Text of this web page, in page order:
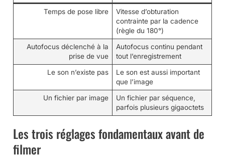
Temps de pose libre
Vitesse d’obturation
contrainte par la cadence
(règle du 180°)
Autofocus déclenché à la
prise de vue
Autofocus continu pendant
tout l’enregistrement
Le son n’existe pas
Le son est aussi important
que l’image
Un fichier par image
Un fichier par séquence,
parfois plusieurs gigaoctets
Les trois réglages fondamentaux avant de
filmer